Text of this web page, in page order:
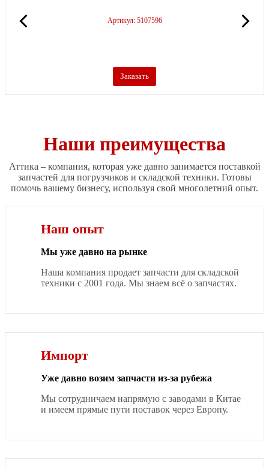
Артикул: 5107596
Заказать
Наши преимущества
Аттика – компания, которая уже давно занимается поставкой
запчастей для погрузчиков и складской техники. Готовы
помочь вашему бизнесу, используя свой многолетний опыт.
Наш опыт
Мы уже давно на рынке
Наша компания продает запчасти для складской
техники с 2001 года. Мы знаем всё о запчастях.
Импорт
Уже давно возим запчасти из-за рубежа
Мы сотрудничаем напрямую с заводами в Китае
и имеем прямые пути поставок через Европу.